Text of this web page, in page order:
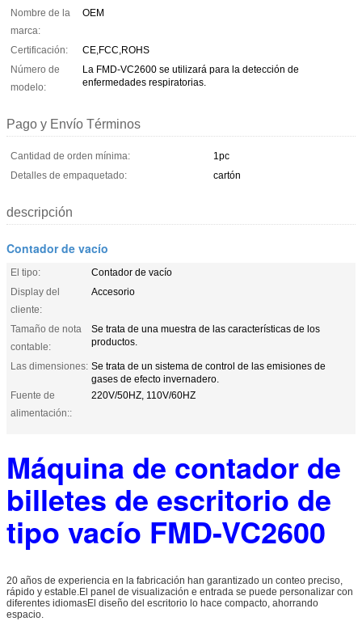
Nombre de la
marca:
OEM
Certificación:
CE,FCC,ROHS
Número de
modelo:
La FMD-VC2600 se utilizará para la detección de
enfermedades respiratorias.
Pago y Envío Términos
Cantidad de orden mínima:
1pc
Detalles de empaquetado:
cartón
descripción
Contador de vacío
El tipo:
Contador de vacío
Display del
cliente:
Accesorio
Tamaño de nota
contable:
Se trata de una muestra de las características de los
productos.
Las dimensiones: Se trata de un sistema de control de las emisiones de
gases de efecto invernadero.
Fuente de
alimentación::
220V/50HZ, 110V/60HZ
Máquina de contador de
billetes de escritorio de
tipo vacío FMD-VC2600
20 años de experiencia en la fabricación han garantizado un conteo preciso,
rápido y estable.El panel de visualización e entrada se puede personalizar con
diferentes idiomasEl diseño del escritorio lo hace compacto, ahorrando
espacio.